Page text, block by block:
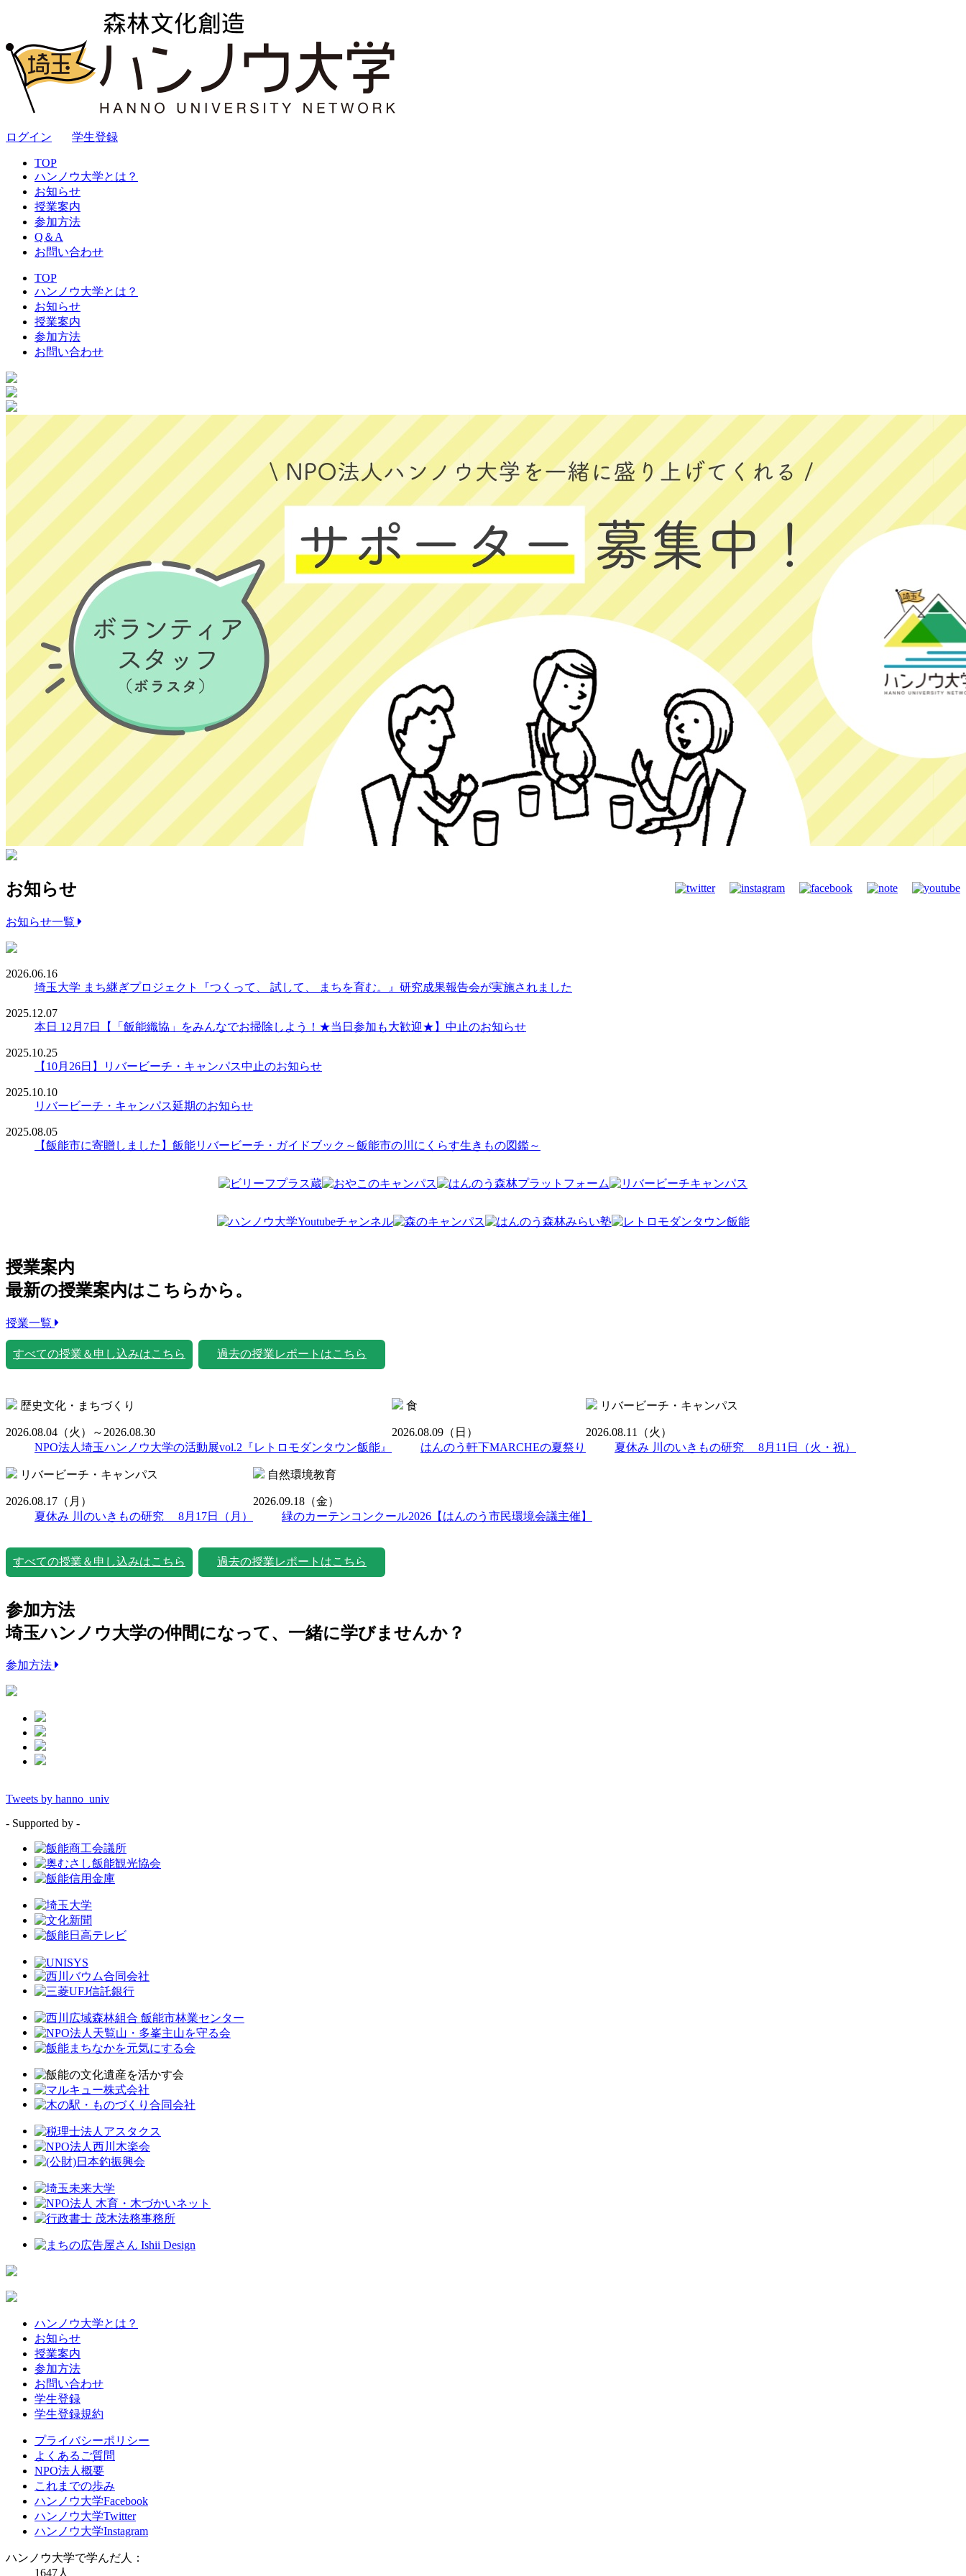
ログイン 学生登録
TOP
ハンノウ大学とは？
お知らせ
授業案内
参加方法
Q＆A
お問い合わせ
TOP
ハンノウ大学とは？
お知らせ
授業案内
参加方法
お問い合わせ
お知らせ
お知らせ一覧
2026.06.16
埼玉大学 まち継ぎプロジェクト『つくって、 試して、 まちを育む。』研究成果報告会が実施されました
2025.12.07
本日 12月7日【「飯能織協」をみんなでお掃除しよう！★当日参加も大歓迎★】中止のお知らせ
2025.10.25
【10月26日】リバービーチ・キャンパス中止のお知らせ
2025.10.10
リバービーチ・キャンパス延期のお知らせ
2025.08.05
【飯能市に寄贈しました】飯能リバービーチ・ガイドブック～飯能市の川にくらす生きもの図鑑～
授業案内
最新の授業案内はこちらから。
授業一覧
すべての授業＆申し込みはこちら 過去の授業レポートはこちら
歴史文化・まちづくり
2026.08.04 （火）
～2026.08.30
NPO法人埼玉ハンノウ大学の活動展vol.2『レトロモダンタウン飯能』
食
2026.08.09 （日）
はんのう軒下MARCHEの夏祭り
リバービーチ・キャンパス
2026.08.11
（火）
夏休み 川のいきもの研究 8月11日（火・祝）
リバービーチ・キャンパス
2026.08.17 （月）
夏休み 川のいきもの研究 8月17日（月）
自然環境教育
2026.09.18 （金）
緑のカーテンコンクール2026【はんのう市民環境会議主催】
すべての授業＆申し込みはこちら 過去の授業レポートはこちら
参加方法
埼玉ハンノウ大学の仲間になって、一緒に学びませんか？
参加方法
Tweets by hanno_univ
- Supported by -
ハンノウ大学とは？
お知らせ
授業案内
参加方法
お問い合わせ
学生登録
学生登録規約
プライバシーポリシー
よくあるご質問
NPO法人概要
これまでの歩み
ハンノウ大学Facebook
ハンノウ大学Twitter
ハンノウ大学Instagram
ハンノウ大学で学んだ人：
1647人